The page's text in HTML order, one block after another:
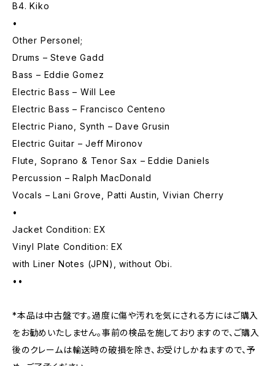
B4. Kiko
•
Other Personel;
Drums – Steve Gadd
Bass – Eddie Gomez
Electric Bass – Will Lee
Electric Bass – Francisco Centeno
Electric Piano, Synth – Dave Grusin
Electric Guitar – Jeff Mironov
Flute, Soprano & Tenor Sax – Eddie Daniels
Percussion – Ralph MacDonald
Vocals – Lani Grove, Patti Austin, Vivian Cherry
•
Jacket Condition: EX
Vinyl Plate Condition: EX
with Liner Notes (JPN), without Obi.
••
*本品は中古盤です。過度に傷や汚れを気にされる方にはご購入
をお勧めいたしません。事前の検品を施しておりますので、ご購入
後のクレームは輸送時の破損を除き、お受けしかねますので、予